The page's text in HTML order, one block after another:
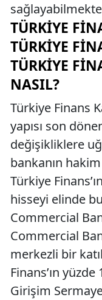
TÜRKIYE
TÜRKIYE
TÜRKIYE
NASIL?
Türkiye Finans
yapısı son
değişikliklere
bankanın
Türkiye
hisseyi elinde
Commercial
Commercial
merkezli bir
Finans’ın
Girişim